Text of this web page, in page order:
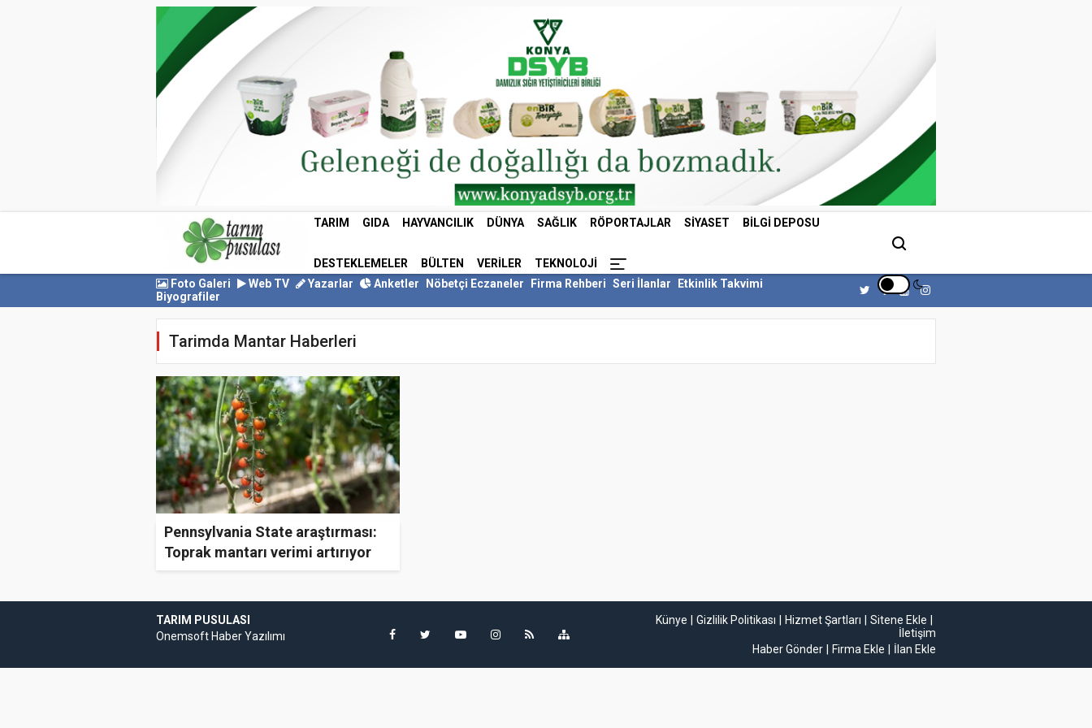
TARIM GIDA HAYVANCILIK DÜNYA SAĞLIK RÖPORTAJLAR SIYASET BILGI DEPOSU
DESTEKLEMELER BÜLTEN VERILER
TEKNOLOJI
Foto Galeri
Web TV Yazarlar Anketler Nöbetçi Eczaneler Firma Rehberi Seri İlanlar
Etkinlik Takvimi
Biyografiler
Tarimda Mantar Haberleri
Pennsylvania State araştırması:
Toprak mantarı verimi artırıyor
TARIM PUSULASI
OnemsoftHaber Yazılımı
Künye Gizlilik Politikası Hizmet Şartları
Sitene Ekle
İletişim
Haber Gönder
Firma Ekle İlan Ekle